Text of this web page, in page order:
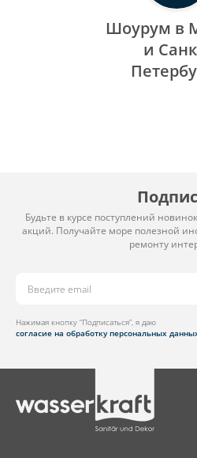
Шоурум в
и
Будьте в курсе поступлений
акций. Получайте море полезной
ремонту
Нажимая кнопку “Подписаться”, я даю
согласие на обработку персональных